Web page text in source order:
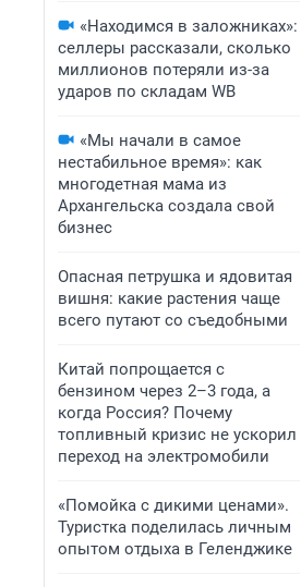
«Находимся в заложниках»:
селлеры рассказали, сколько
миллионов потеряли из-за
ударов по складам WB
«Мы начали в самое
нестабильное время»: как
многодетная мама из
Архангельска создала свой
бизнес
Опасная петрушка и ядовитая
вишня: какие растения чаще
всего путают со съедобными
Китай попрощается с
бензином через 2–3 года, а
когда Россия? Почему
топливный кризис не ускорил
переход на электромобили
«Помойка с дикими ценами».
Туристка поделилась личным
опытом отдыха в Геленджике